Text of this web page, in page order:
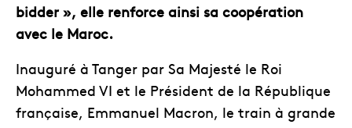
bidder », elle renforce ainsi sa coopération
avec le Maroc.
Inauguré à Tanger par Sa Majesté le Roi
Mohammed VI et le Président de la République
française, Emmanuel Macron, le train à grande